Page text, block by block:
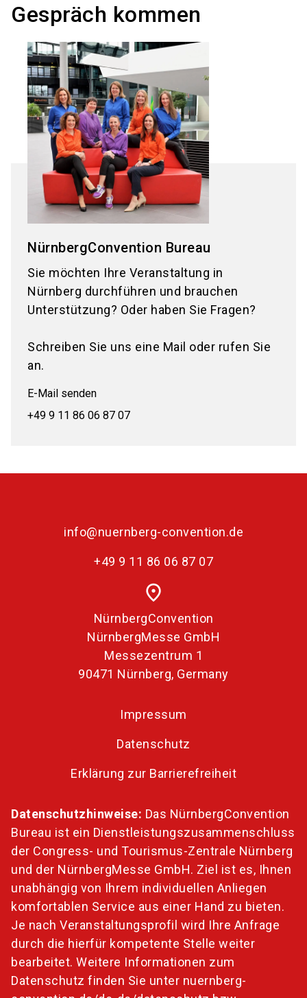
Gespräch kommen
NürnbergConvention Bureau
Sie möchten Ihre Veranstaltung in
Nürnberg durchführen und brauchen
Unterstützung? Oder haben Sie Fragen?
Schreiben Sie uns eine Mail oder rufen Sie
an.
E-Mail senden
+49 9 11 86 06 87 07
info@nuernberg-convention.de
+49 9 11 86 06 87 07
place
NürnbergConvention
NürnbergMesse GmbH
Messezentrum 1
90471 Nürnberg, Germany
Impressum
Datenschutz
Erklärung zur Barrierefreiheit
Datenschutzhinweise: Das NürnbergConvention
Bureau ist ein Dienstleistungszusammenschluss
der Congress- und Tourismus-Zentrale Nürnberg
und der NürnbergMesse GmbH. Ziel ist es, Ihnen
unabhängig von Ihrem individuellen Anliegen
komfortablen Service aus einer Hand zu bieten.
Je nach Veranstaltungsprofil wird Ihre Anfrage
durch die hierfür kompetente Stelle weiter
bearbeitet. Weitere Informationen zum
Datenschutz finden Sie unter nuernberg-